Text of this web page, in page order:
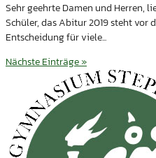
Sehr geehrte Damen und Herren,
Schüler, das Abitur 2019 steht vor
Entscheidung für viele...
Nächste Einträge »